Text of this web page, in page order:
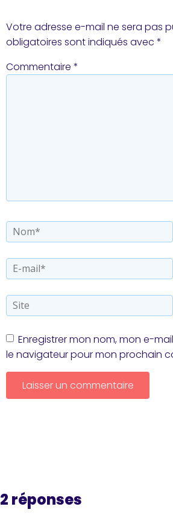
Votre adresse e-mail ne sera pas
obligatoires sont indiqués avec *
Commentaire *
Nom*
E-
mail*
Site
Enregistrer mon nom, mon e-
le navigateur pour mon prochain
2 réponses